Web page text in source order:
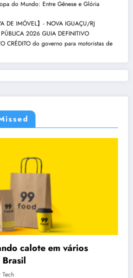
do Mundo: Entre Gênese e Glória
DE IMÓVEL】- NOVA IGUAÇU/RJ
2026 GUIA DEFINITIVO
CRÉDITO do governo para motoristas de
calote em vários